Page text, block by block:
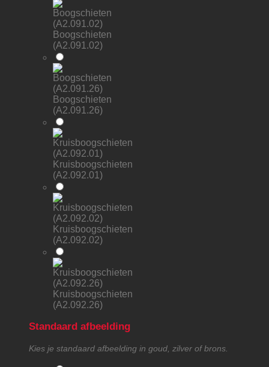
Boogschieten
(A2.091.02)
Boogschieten
(A2.091.26)
Kruisboogschieten
(A2.092.01)
Kruisboogschieten
(A2.092.02)
Kruisboogschieten
(A2.092.26)
Standaard afbeelding
Kies je standaard afbeelding in goud, zilver of brons.